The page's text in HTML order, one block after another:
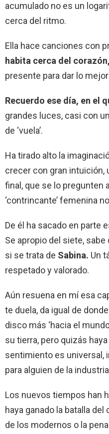
acumulado no es un
cerca del ritmo.
Ella hace canciones con
habita cerca del corazón,
presente para dar lo
Recuerdo ese día, en el
grandes luces, casi con
de ‘vuela’.
Ha tirado alto la
crecer con gran intuición,
final, que se lo pregunten
‘contrincante’ femenina
De él ha sacado en parte
Se apropio del siete, sabe
si se trata de Sabina. Un
respetado y valorado.
Aún resuena en mí esa
te duela, da igual de
disco más ‘hacia el
su tierra, pero quizás
sentimiento es universal,
para alguien de la
Los nuevos tiempos han
haya ganado la batalla del
de los modernos o la